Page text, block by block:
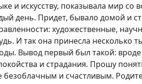
и искусству, показывала мир со
день. Придет, бывало домой и
художественные,
И так она принесла несколько
Вывод первый был такой:
и страдания. Прошу
безоблачным и счастливым.